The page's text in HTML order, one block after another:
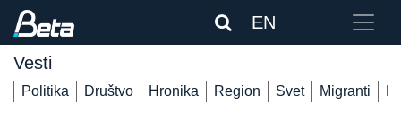
EN
Vesti
Politika Društvo Hronika Region Svet Migranti